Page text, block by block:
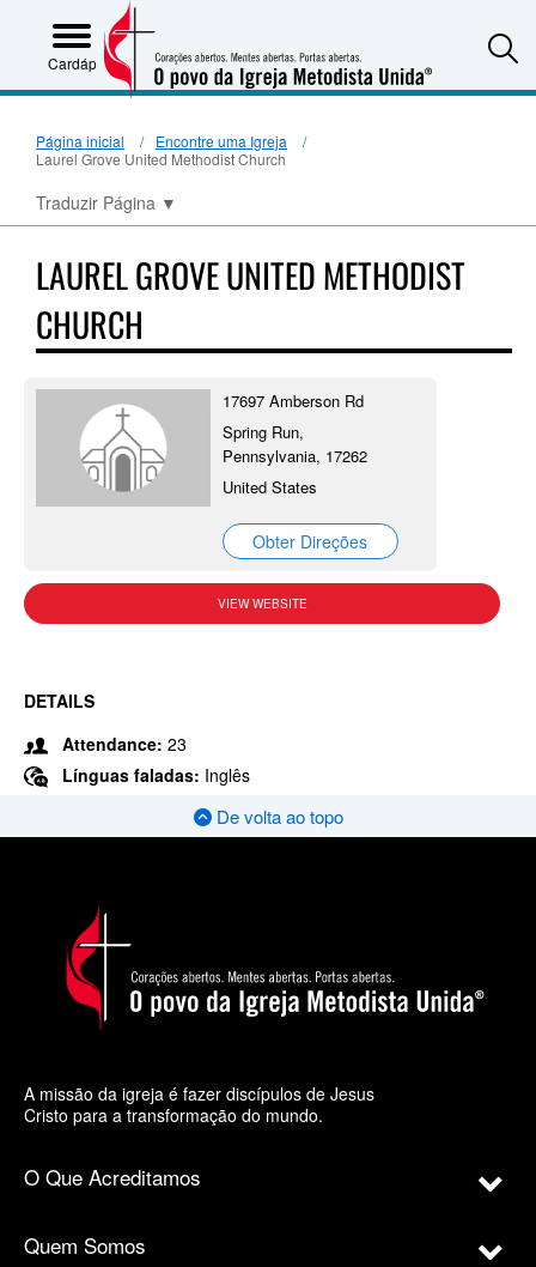
Cardápio
Página inicial
Encontre uma Igreja
Laurel Grove United Methodist Church
Traduzir Página ▼
LAUREL GROVE UNITED METHODIST
CHURCH
17697 Amberson Rd
Spring Run,
Pennsylvania, 17262
United States
Obter Direções
VIEW WEBSITE
DETAILS
Attendance: 23
Línguas faladas: Inglês
De volta ao topo
A missão da igreja é fazer discípulos de Jesus
Cristo para a transformação do mundo.
O Que Acreditamos
Quem Somos